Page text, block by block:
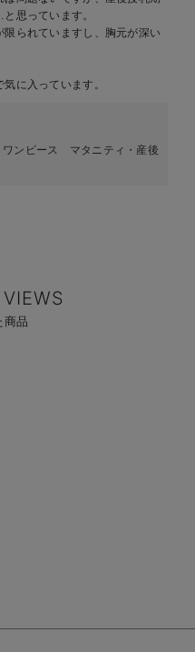
思っています。
られていますし、胸元が深い
に入っています。
ワンピース マタニティ・産後
商品